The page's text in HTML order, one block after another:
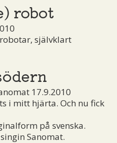
robot
självklart
17.9.2010
i mitt hjärta. Och nu fick
på svenska.
Sanomat.